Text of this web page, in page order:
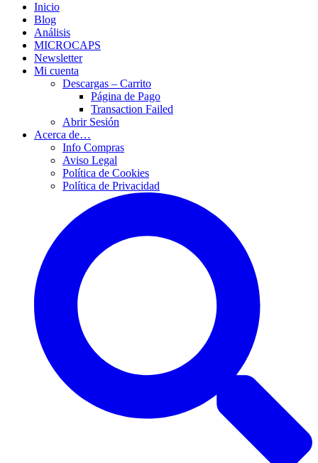
Inicio
Blog
Análisis
MICROCAPS
Newsletter
Mi cuenta
Descargas – Carrito
Página de Pago
Transaction Failed
Abrir Sesión
Acerca de…
Info Compras
Aviso Legal
Política de Cookies
Política de Privacidad